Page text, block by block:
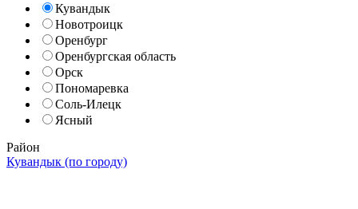
Кувандык
Новотроицк
Оренбург
Оренбургская область
Орск
Пономаревка
Соль-Илецк
Ясный
Район
Кувандык (по городу)